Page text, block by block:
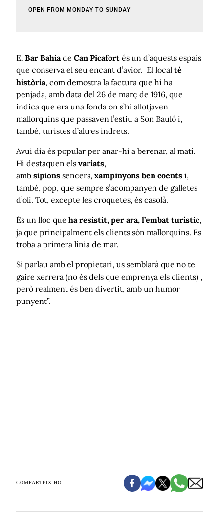
OPEN FROM MONDAY TO SUNDAY
El Bar Bahiade Can Picafort és un d’aquests espais
que conserva el seu encant d’avior. El local té
història, com demostra la factura que hi ha
penjada, amb data del 26 de març de 1916, que
indica que era una fonda on s’hi allotjaven
mallorquins que passaven l’estiu a Son Bauló i,
també, turistes d’altres indrets.
Avui dia és popular per anar-hi a berenar, al matí.
Hi destaquen els variats,
amb sipions sencers, xampinyons ben coents i,
també, pop, que sempre s’acompanyen de galletes
d’oli. Tot, excepte les croquetes, és casolà.
És un lloc que ha resistit, per ara, l’embat turístic,
ja que principalment els clients són mallorquins. Es
troba a primera línia de mar.
Si parlau amb el propietari, us semblarà que no te
gaire xerrera (no és dels que emprenya els clients) ,
però realment és ben divertit, amb un humor
punyent”.
COMPARTEIX-HO